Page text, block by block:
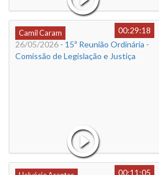
Camil Caram
00:29:18
26/05/2026- 15ª Reunião Ordinária -
Comissão de Legislação e Justiça
00:11:05